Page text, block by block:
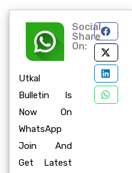
Utkal
Bulletin Is
Now On
WhatsApp
Join And
Get Latest
Social
Share
On: